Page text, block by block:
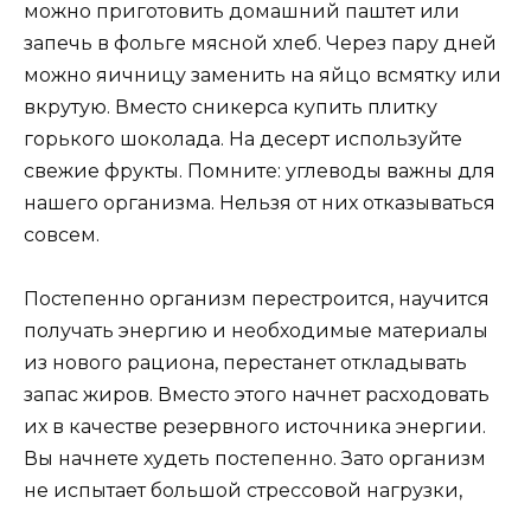
можно приготовить домашний паштет или
запечь в фольге мясной хлеб. Через пару дней
можно яичницу заменить на яйцо всмятку или
вкрутую. Вместо сникерса купить плитку
горького шоколада. На десерт используйте
свежие фрукты. Помните: углеводы важны для
нашего организма. Нельзя от них отказываться
совсем.
Постепенно организм перестроится, научится
получать энергию и необходимые материалы
из нового рациона, перестанет откладывать
запас жиров. Вместо этого начнет расходовать
их в качестве резервного источника энергии.
Вы начнете худеть постепенно. Зато организм
не испытает большой стрессовой нагрузки,